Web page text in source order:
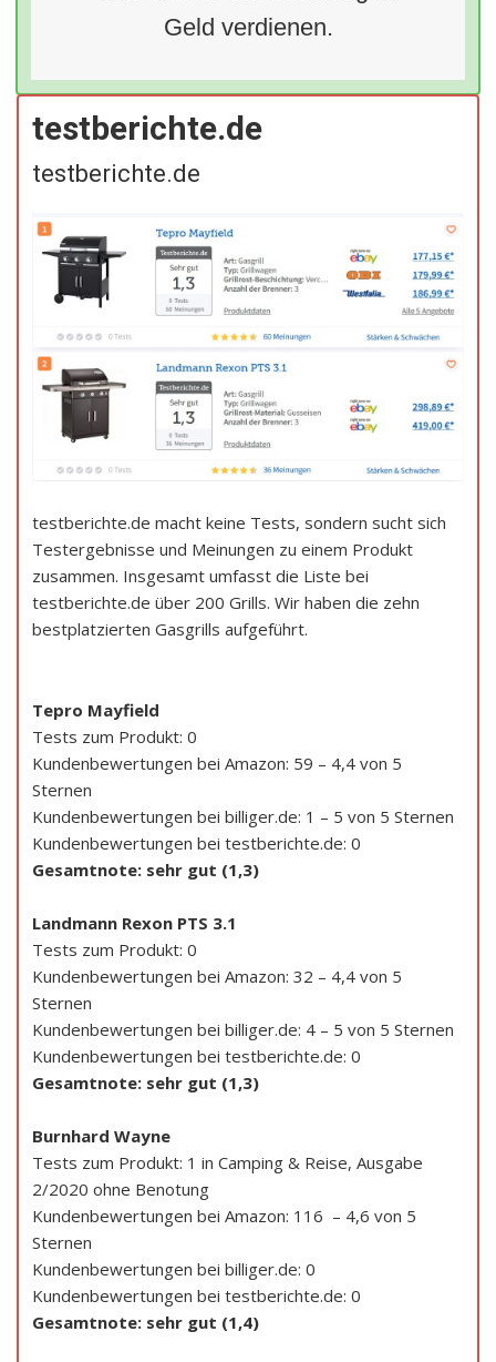
Geld verdienen.
testberichte.de
testberichte.de
testberichte.de macht keine Tests, sondern sucht sich
Testergebnisse und Meinungen zu einem Produkt
zusammen. Insgesamt umfasst die Liste bei
testberichte.de über 200 Grills. Wir haben die zehn
bestplatzierten Gasgrills aufgeführt.
Tepro Mayfield
Tests zum Produkt: 0
Kundenbewertungen bei Amazon: 59 – 4,4 von 5
Sternen
Kundenbewertungen bei billiger.de: 1 – 5 von 5 Sternen
Kundenbewertungen bei testberichte.de: 0
Gesamtnote: sehr gut (1,3)
Landmann Rexon PTS 3.1
Tests zum Produkt: 0
Kundenbewertungen bei Amazon: 32 – 4,4 von 5
Sternen
Kundenbewertungen bei billiger.de: 4 – 5 von 5 Sternen
Kundenbewertungen bei testberichte.de: 0
Gesamtnote: sehr gut (1,3)
Burnhard Wayne
Tests zum Produkt: 1 in Camping & Reise, Ausgabe
2/2020 ohne Benotung
Kundenbewertungen bei Amazon: 116 – 4,6 von 5
Sternen
Kundenbewertungen bei billiger.de: 0
Kundenbewertungen bei testberichte.de: 0
Gesamtnote: sehr gut (1,4)